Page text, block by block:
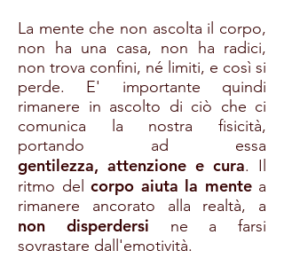
La mente che non ascolta il corpo,
non ha una casa, non ha radici,
non trova confini, né limiti, e così si
perde. E' importante quindi
rimanere in ascolto di ciò che ci
comunica la nostra fisicità,
portando ad essa
gentilezza, attenzione e cura. Il
ritmo del corpo aiuta la mentea
rimanere ancorato alla realtà, a
non disperdersi ne a farsi
sovrastare dall'emotività.